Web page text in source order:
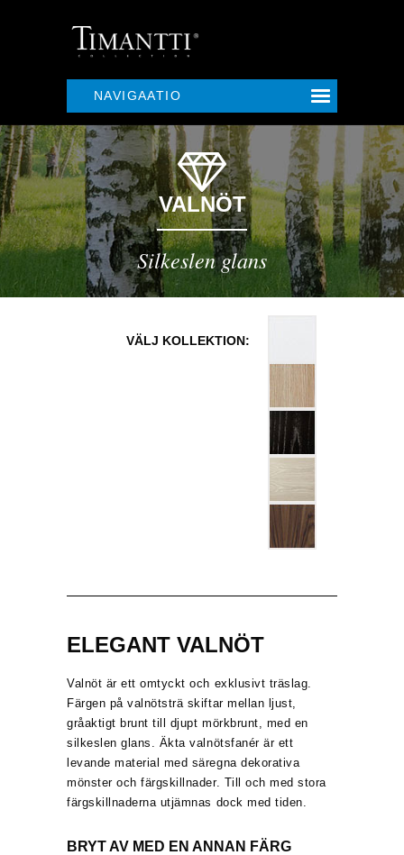
NAVIGAATIO
VALNÖT
Silkeslen glans
VÄLJ KOLLEKTION:
ELEGANT VALNÖT
Valnöt är ett omtyckt och exklusivt träslag.
Färgen på valnötsträ skiftar mellan ljust,
gråaktigt brunt till djupt mörkbrunt, med en
silkeslen glans. Äkta valnötsfanér är ett
levande material med säregna dekorativa
mönster och färgskillnader. Till och med stora
färgskillnaderna utjämnas dock med tiden.
BRYT AV MED EN ANNAN FÄRG